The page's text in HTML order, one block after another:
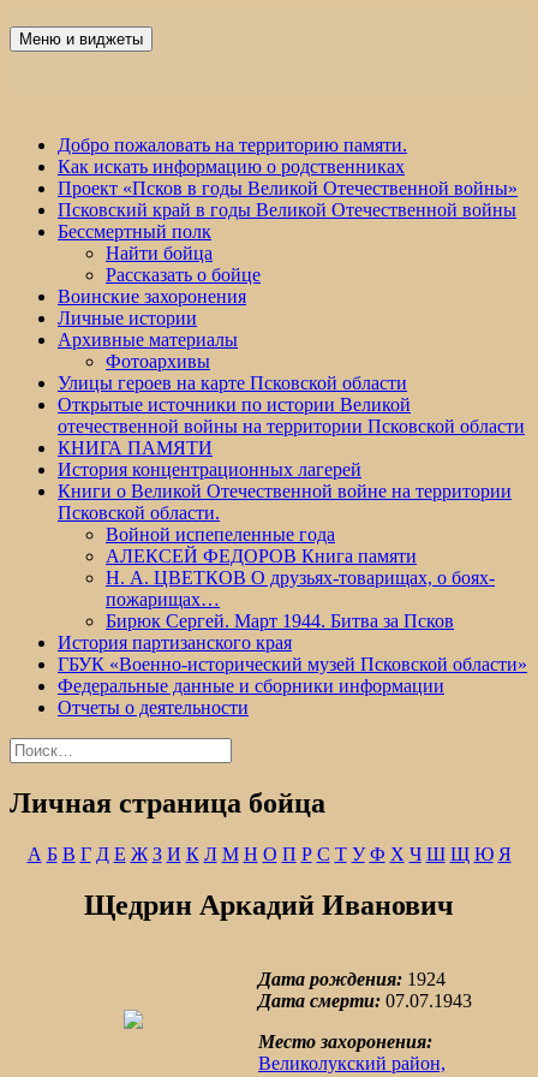
Победа 60
Меню и виджеты
Добро пожаловать на территорию памяти.
Как искать информацию о родственниках
Проект «Псков в годы Великой Отечественной войны»
Псковский край в годы Великой Отечественной войны
Бессмертный полк
Найти бойца
Рассказать о бойце
Воинские захоронения
Личные истории
Архивные материалы
Фотоархивы
Улицы героев на карте Псковской области
Открытые источники по истории Великой
отечественной войны на территории Псковской области
КНИГА ПАМЯТИ
История концентрационных лагерей
Книги о Великой Отечественной войне на территории
Псковской области.
Войной испепеленные года
АЛЕКСЕЙ ФЕДОРОВ Книга памяти
Н. А. ЦВЕТКОВ О друзьях-товарищах, о боях-
пожарищах…
Бирюк Сергей. Март 1944. Битва за Псков
История партизанского края
ГБУК «Военно-исторический музей Псковской области»
Федеральные данные и сборники информации
Отчеты о деятельности
Найти:
Личная страница бойца
А Б В Г Д Е Ж З И К Л М Н О П Р С Т У Ф Х Ч Ш Щ Ю Я
Щедрин Аркадий Иванович
Дата рождения: 1924
Дата смерти: 07.07.1943
Место захоронения:
Великолукский район,